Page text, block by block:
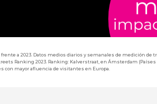
a 2023. Datos medios diarios y semanales de medición de
Ranking 2023. Ranking: Kalverstraat, en Ámsterdam (Países
con mayor afluencia de visitantes en Europa.